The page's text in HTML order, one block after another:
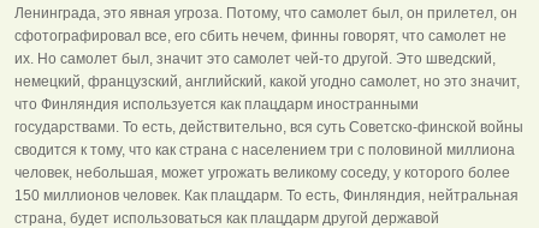
Ленинграда, это явная угроза. Потому, что самолет был, он прилетел, он
сфотографировал все, его сбить нечем, финны говорят, что самолет не
их. Но самолет был, значит это самолет чей-то другой. Это шведский,
немецкий, французский, английский, какой угодно самолет, но это значит,
что Финляндия используется как плацдарм иностранными
государствами. То есть, действительно, вся суть Советско-финской войны
сводится к тому, что как страна с населением три с половиной миллиона
человек, небольшая, может угрожать великому соседу, у которого более
150 миллионов человек. Как плацдарм. То есть, Финляндия, нейтральная
страна, будет использоваться как плацдарм другой державой